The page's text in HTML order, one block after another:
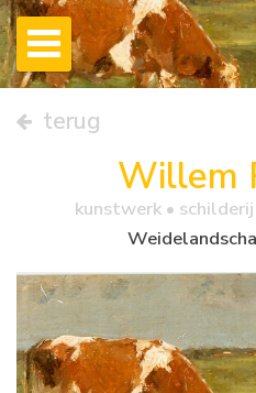
terug
Willem
kunstwerk • schilderij